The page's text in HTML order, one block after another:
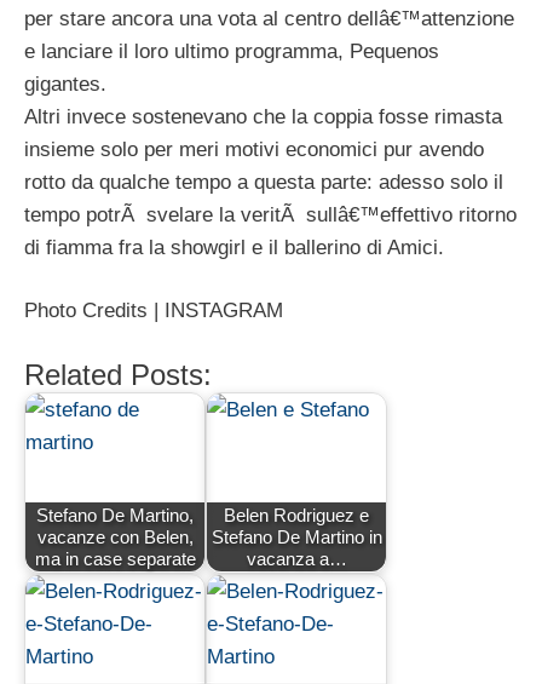
per stare ancora una vota al centro dellâ€™attenzione
e lanciare il loro ultimo programma, Pequenos
gigantes.
Altri invece sostenevano che la coppia fosse rimasta
insieme solo per meri motivi economici pur avendo
rotto da qualche tempo a questa parte: adesso solo il
tempo potrÃ svelare la veritÃ sullâ€™effettivo ritorno
di fiamma fra la showgirl e il ballerino di Amici.
Photo Credits | INSTAGRAM
Related Posts:
Stefano De Martino,
vacanze con Belen,
ma in case separate
Belen Rodriguez e
Stefano De Martino in
vacanza a…